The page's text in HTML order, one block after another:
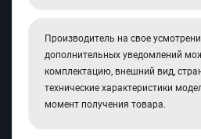
Производитель на свое
дополнительных уведомлений
комплектацию, внешний вид,
технические характеристики
момент получения товара.